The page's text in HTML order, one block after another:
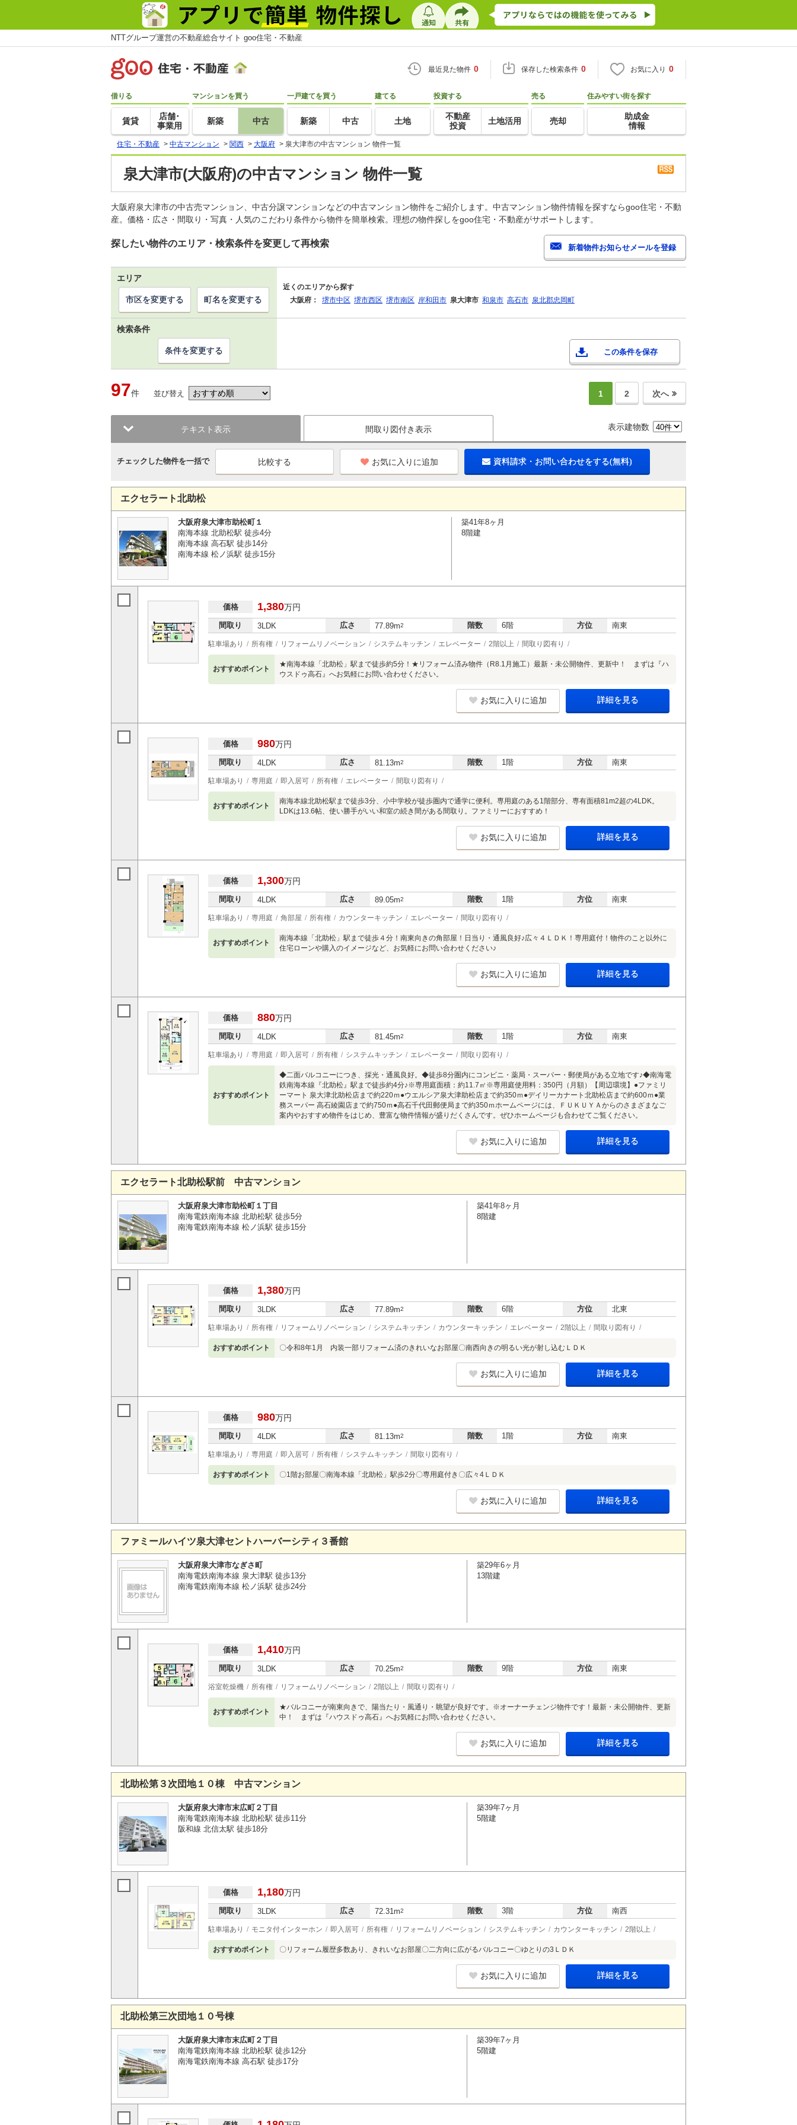
NTTグループ運営の不動産総合サイト goo住宅・不動産
最近見た物件 0 保存した検索条件 0 お気に入り 0
借りる
賃貸
店舗･
事業用
マンションを買う
新築 中古
一戸建てを買う
新築 中古
建てる
土地
投資する
不動産
投資
土地活用
売る
売却
住みやすい街を探す
助成金
情報
住宅・不動産 > 中古マンション > 関西 > 大阪府 > 泉大津市の中古マンション 物件一覧
泉大津市(大阪府)の中古マンション 物件一覧
大阪府泉大津市の中古売マンション、中古分譲マンションなどの中古マンション物件をご紹介します。中古マンション物件情報を探すならgoo住宅・不動
産。価格・広さ・間取り・写真・人気のこだわり条件から物件を簡単検索。理想の物件探しをgoo住宅・不動産がサポートします。
探したい物件のエリア・検索条件を変更して再検索
エリア
近くのエリアから探す
大阪府：
堺市中区 堺市西区 堺市南区 岸和田市 泉大津市 和泉市 高石市 泉北郡忠岡町
市区を変更する 町名を変更する
検索条件
この条件を保存
条件を変更する
97件 並び替え 1 2 次へ
テキスト表示 間取り図付き表示 表示建物数
チェックした物件を一括で お気に入りに追加 資料請求・お問い合わせをする(無料)
エクセラート北助松
大阪府泉大津市助松町１
南海本線 北助松駅 徒歩4分
南海本線 高石駅 徒歩14分
南海本線 松ノ浜駅 徒歩15分
築41年8ヶ月
8階建
価格 1,380万円
間取り 3LDK 広さ 77.89m2 階数 6階 方位 南東
駐車場あり 所有権 リフォームリノベーション システムキッチン エレベーター 2階以上 間取り図有り
おすすめポイント
★南海本線「北助松」駅まで徒歩約5分！★リフォーム済み物件（R8.1月施工）最新・未公開物件、更新中！ まずは『ハ
ウスドゥ高石』へお気軽にお問い合わせください。
お気に入りに追加 詳細を見る
価格 980万円
間取り 4LDK 広さ 81.13m2 階数 1階 方位 南東
駐車場あり 専用庭 即入居可 所有権 エレベーター 間取り図有り
おすすめポイント
南海本線北助松駅まで徒歩3分、小中学校が徒歩圏内で通学に便利。専用庭のある1階部分、専有面積81m2超の4LDK。
LDKは13.6帖、使い勝手がいい和室の続き間がある間取り。ファミリーにおすすめ！
お気に入りに追加 詳細を見る
価格 1,300万円
間取り 4LDK 広さ 89.05m2 階数 1階 方位 南東
駐車場あり 専用庭 角部屋 所有権 カウンターキッチン エレベーター 間取り図有り
おすすめポイント
南海本線「北助松」駅まで徒歩４分！南東向きの角部屋！日当り・通風良好♪広々４ＬＤＫ！専用庭付！物件のこと以外に
住宅ローンや購入のイメージなど、お気軽にお問い合わせください♪
お気に入りに追加 詳細を見る
価格 880万円
間取り 4LDK 広さ 81.45m2 階数 1階 方位 南東
駐車場あり 専用庭 即入居可 所有権 システムキッチン エレベーター 間取り図有り
おすすめポイント
◆二面バルコニーにつき、採光・通風良好。◆徒歩8分圏内にコンビニ・薬局・スーパー・郵便局がある立地です♪◆南海電
鉄南海本線『北助松』駅まで徒歩約4分♪※専用庭面積：約11.7㎡※専用庭使用料：350円（月額）【周辺環境】●ファミリ
ーマート 泉大津北助松店まで約220ｍ●ウエルシア泉大津助松店まで約350ｍ●デイリーカナート北助松店まで約600ｍ●業
務スーパー 高石綾園店まで約750ｍ●高石千代田郵便局まで約350ｍホームページには、ＦＵＫＵＹＡからのさまざまなご
案内やおすすめ物件をはじめ、豊富な物件情報が盛りだくさんです。ぜひホームページも合わせてご覧ください。
お気に入りに追加 詳細を見る
エクセラート北助松駅前 中古マンション
大阪府泉大津市助松町１丁目
南海電鉄南海本線 北助松駅 徒歩5分
南海電鉄南海本線 松ノ浜駅 徒歩15分
築41年8ヶ月
8階建
価格 1,380万円
間取り 3LDK 広さ 77.89m2 階数 6階 方位 北東
駐車場あり 所有権 リフォームリノベーション システムキッチン カウンターキッチン エレベーター 2階以上 間取り図有り
おすすめポイント 〇令和8年1月 内装一部リフォーム済のきれいなお部屋〇南西向きの明るい光が射し込むＬＤＫ
お気に入りに追加 詳細を見る
価格 980万円
間取り 4LDK 広さ 81.13m2 階数 1階 方位 南東
駐車場あり 専用庭 即入居可 所有権 システムキッチン 間取り図有り
おすすめポイント 〇1階お部屋〇南海本線「北助松」駅歩2分〇専用庭付き〇広々4ＬＤＫ
お気に入りに追加 詳細を見る
ファミールハイツ泉大津セントハーバーシティ３番館
大阪府泉大津市なぎさ町
南海電鉄南海本線 泉大津駅 徒歩13分
南海電鉄南海本線 松ノ浜駅 徒歩24分
築29年6ヶ月
13階建
価格 1,410万円
間取り 3LDK 広さ 70.25m2 階数 9階 方位 南東
浴室乾燥機 所有権 リフォームリノベーション 2階以上 間取り図有り
おすすめポイント
★バルコニーが南東向きで、陽当たり・風通り・眺望が良好です。※オーナーチェンジ物件です！最新・未公開物件、更新
中！ まずは『ハウスドゥ高石』へお気軽にお問い合わせください。
お気に入りに追加 詳細を見る
北助松第３次団地１０棟 中古マンション
大阪府泉大津市末広町２丁目
南海電鉄南海本線 北助松駅 徒歩11分
阪和線 北信太駅 徒歩18分
築39年7ヶ月
5階建
価格 1,180万円
間取り 3LDK 広さ 72.31m2 階数 3階 方位 南西
駐車場あり モニタ付インターホン 即入居可 所有権 リフォームリノベーション システムキッチン カウンターキッチン 2階以上
おすすめポイント 〇リフォーム履歴多数あり、きれいなお部屋〇二方向に広がるバルコニー〇ゆとりの3ＬＤＫ
お気に入りに追加 詳細を見る
北助松第三次団地１０号棟
大阪府泉大津市末広町２丁目
南海電鉄南海本線 北助松駅 徒歩12分
南海電鉄南海本線 高石駅 徒歩17分
築39年7ヶ月
5階建